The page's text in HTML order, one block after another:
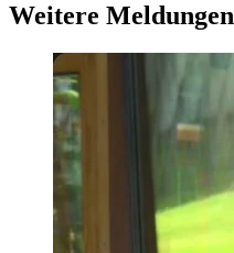
Weitere Meldungen